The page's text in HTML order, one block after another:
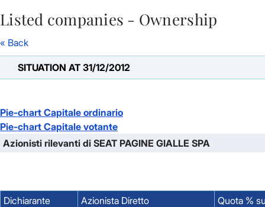
Skip to Main Content
Listed companies - Ownership
« Back
SITUATION AT 31/12/2012
Pie-chart Capitale ordinario
Pie-chart Capitale votante
Azionisti rilevanti di SEAT PAGINE GIALLE SPA
Dichiarante
Azionista Diretto
Quota %